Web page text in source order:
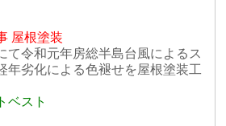
屋根塗装
て令和元年房総半島台風によるス
年劣化による色褪せを屋根塗装工
ベスト